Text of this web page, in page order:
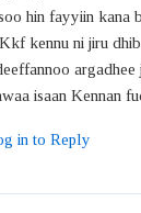
hin fayyiin kana
kennu ni jiru
argadhee
isaan Kennan
in to Reply